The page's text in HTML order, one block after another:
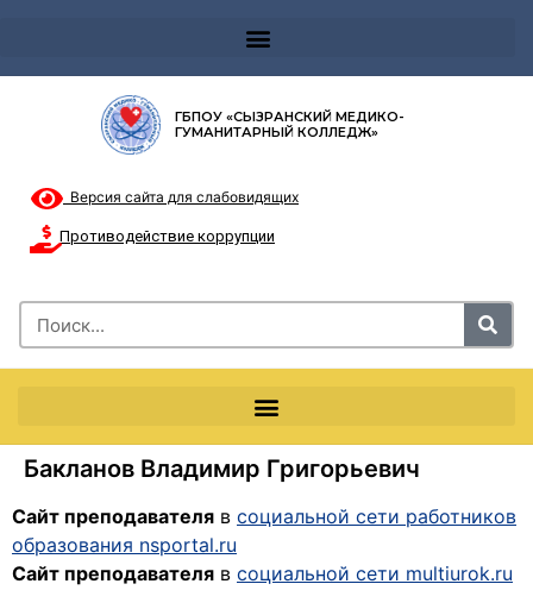
ГБПОУ «СЫЗРАНСКИЙ МЕДИКО-
ГУМАНИТАРНЫЙ КОЛЛЕДЖ»
Версия сайта для слабовидящих
Противодействие коррупции
Бакланов Владимир Григорьевич
Сайт преподавателя в социальной сети работников
образования nsportal.ru
Сайт преподавателя в социальной сети multiurok.ru